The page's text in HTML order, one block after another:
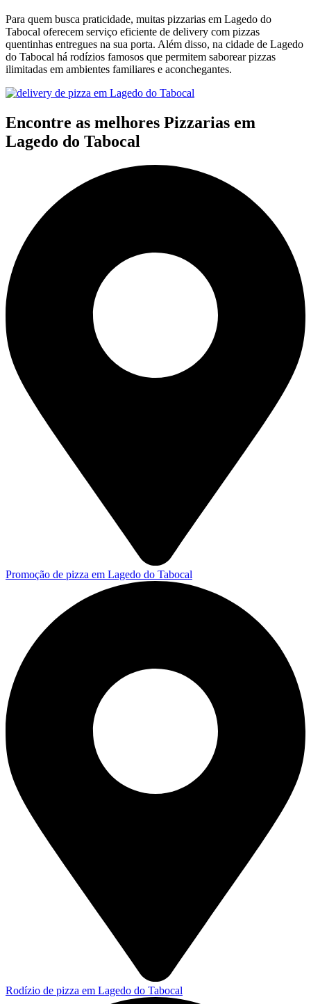
Para quem busca praticidade, muitas pizzarias em Lagedo do
Tabocal oferecem serviço eficiente de delivery com pizzas
quentinhas entregues na sua porta. Além disso, na cidade de Lagedo
do Tabocal há rodízios famosos que permitem saborear pizzas
ilimitadas em ambientes familiares e aconchegantes.
Encontre as melhores Pizzarias em
Lagedo do Tabocal
Promoção de pizza em Lagedo do Tabocal
Rodízio de pizza em Lagedo do Tabocal